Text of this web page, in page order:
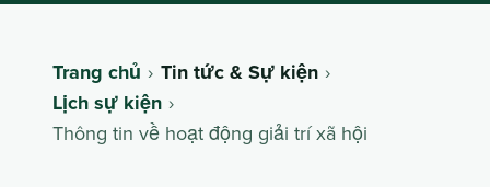
Trang chủ
Tin tức & Sự kiện
Lịch sự kiện
Thông tin về hoạt động giải trí xã hội